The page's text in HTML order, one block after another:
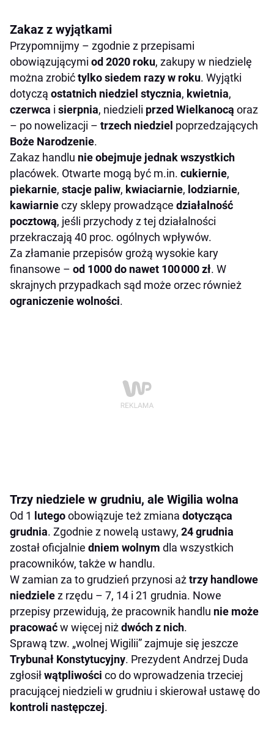
Zakaz z wyjątkami
Przypomnijmy – zgodnie z przepisami
obowiązującymi od 2020 roku, zakupy w niedzielę
można zrobićtylko siedem razy w roku. Wyjątki
dotyczą ostatnich niedziel stycznia, kwietnia,
czerwca i sierpnia, niedzieli przed Wielkanocą oraz
– po nowelizacji – trzech niedziel poprzedzających
Boże Narodzenie.
Zakaz handlu nie obejmuje jednak wszystkich
placówek. Otwarte mogą być m.in. cukiernie,
piekarnie, stacje paliw, kwiaciarnie, lodziarnie,
kawiarnieczy sklepy prowadzące działalność
pocztową, jeśli przychody z tej działalności
przekraczają 40 proc. ogólnych wpływów.
Za złamanie przepisów grożą wysokie kary
finansowe – od 1000 do nawet 100 000 zł. W
skrajnych przypadkach sąd może orzec również
ograniczenie wolności.
Trzy niedziele w grudniu, ale Wigilia wolna
Od 1 lutegoobowiązuje też zmiana dotycząca
grudnia. Zgodnie z nowelą ustawy, 24 grudnia
został oficjalnie dniem wolnym dla wszystkich
pracowników, także w handlu.
W zamian za to grudzień przynosi ażtrzy handlowe
niedzielez rzędu – 7, 14 i 21 grudnia. Nowe
przepisy przewidują, że pracownik handlu nie może
pracowaćw więcej niżdwóch z nich.
Sprawą tzw. „wolnej Wigilii” zajmuje się jeszcze
Trybunał Konstytucyjny. Prezydent Andrzej Duda
zgłosiłwątpliwości co do wprowadzenia trzeciej
pracującej niedzieli w grudniu i skierował ustawę do
kontroli następczej.